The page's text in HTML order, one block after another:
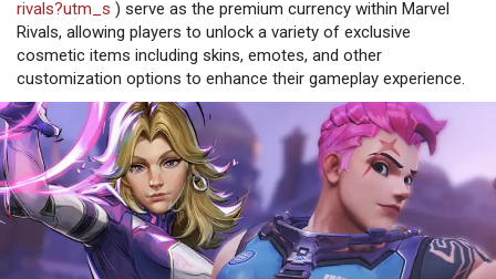
rivals?utm_s ) serve as the premium currency within Marvel
Rivals, allowing players to unlock a variety of exclusive
cosmetic items including skins, emotes, and other
customization options to enhance their gameplay experience.